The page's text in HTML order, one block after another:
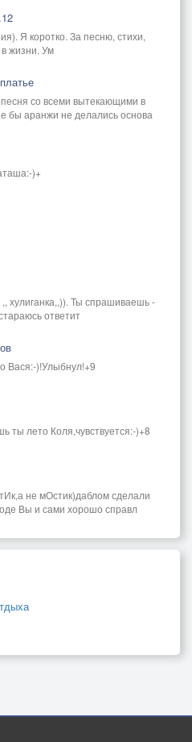
Я коротко. За песню, стихи,
жизни. Ум
со всеми вытекающими в
бы аранжи не делались основа
)+
хулиганка,,)). Ты спрашиваешь -
ответит
Вася:-)!Улыбнул!+9
ты лето Коля,чувствуется:-)+8
не мОстик)даблом сделали
Вы и сами хорошо справл